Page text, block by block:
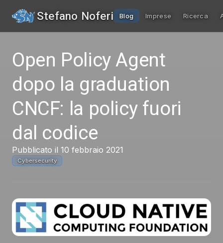
Stefano Noferi Blog Imprese Ricerca
Open Policy Agent
dopo la graduation
CNCF: la policy fuori
dal codice
Pubblicato il 10 febbraio 2021
Cybersecurity